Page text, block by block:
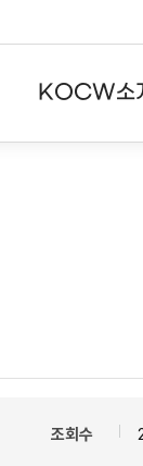
KOCW소
조회수